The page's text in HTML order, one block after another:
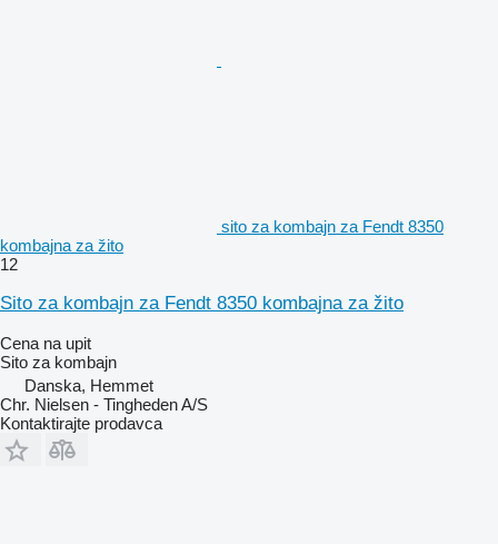
sito za kombajn za Fendt 8350
kombajna za žito
12
Sito za kombajn za Fendt 8350 kombajna za žito
Cena na upit
Sito za kombajn
Danska, Hemmet
Chr. Nielsen - Tingheden A/S
Kontaktirajte prodavca